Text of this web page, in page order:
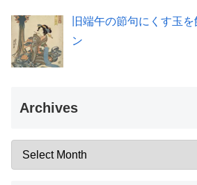
旧端午の節句にくす玉
ン
Archives